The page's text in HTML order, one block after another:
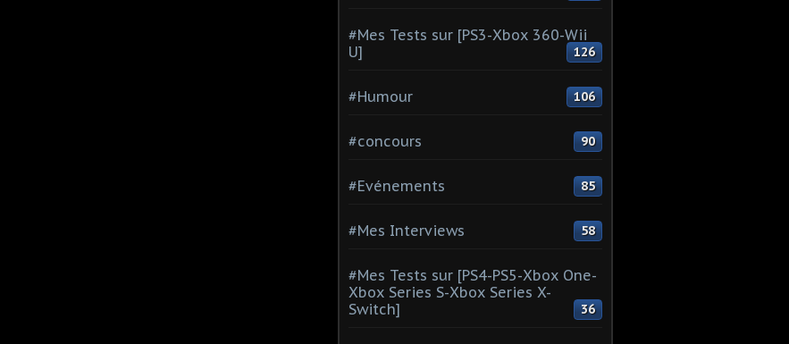
#Mes Tests sur [PS3-Xbox 360-Wii
U]
126
#Humour 106
#concours 90
#Evénements 85
#Mes Interviews 58
#Mes Tests sur [PS4-PS5-Xbox One-
Xbox Series S-Xbox Series X-
Switch]
36